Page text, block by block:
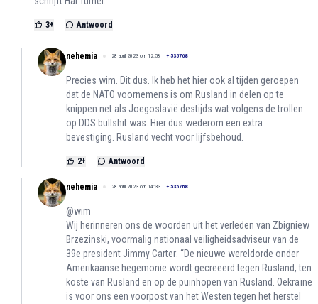
3+ Antwoord
nehemia 28 april 2023 om 12:58 + 535768
Precies wim. Dit dus. Ik heb het hier ook al tijden geroepen
dat de NATO voornemens is om Rusland in delen op te
knippen net als Joegoslavië destijds wat volgens de trollen
op DDS bullshit was. Hier dus wederom een extra
bevestiging. Rusland vecht voor lijfsbehoud.
2+ Antwoord
nehemia 28 april 2023 om 14:33 + 535768
@wim
Wij herinneren ons de woorden uit het verleden van Zbigniew
Brzezinski, voormalig nationaal veiligheidsadviseur van de
39e president Jimmy Carter: “De nieuwe wereldorde onder
Amerikaanse hegemonie wordt gecreëerd tegen Rusland, ten
koste van Rusland en op de puinhopen van Rusland. Oekraïne
is voor ons een voorpost van het Westen tegen het herstel